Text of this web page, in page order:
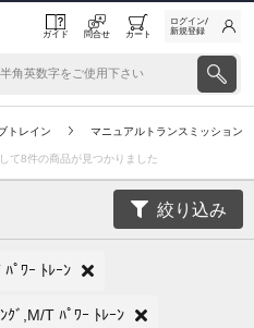
ガイド 問合せ カート
ログイン/
新規登録
トレイン マニュアルトランスミッション
て8件の商品が見つかりました
絞り込み
ﾟﾜｰ ﾄﾚｰﾝ
ｸﾞ,M/T ﾊﾟﾜｰ ﾄﾚｰﾝ